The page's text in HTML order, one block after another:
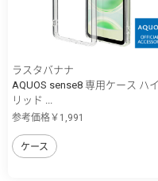
ラスタバナナ
AQUOS sense8 専用ケース ハ
リッド ...
参考価格￥1,991
ケース